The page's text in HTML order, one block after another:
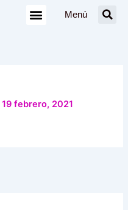
Menú
19 febrero, 2021